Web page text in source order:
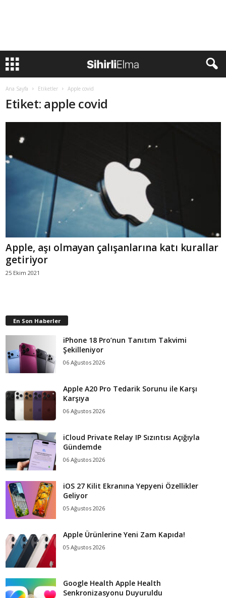
Ana Sayfa Etiketler Apple covid
Etiket: apple covid
Apple, aşı olmayan çalışanlarına katı kurallar
getiriyor
25 Ekim 2021
En Son Haberler
iPhone 18 Pro’nun Tanıtım Takvimi
Şekilleniyor
06 Ağustos 2026
Apple A20 Pro Tedarik Sorunu ile Karşı
Karşıya
06 Ağustos 2026
iCloud Private Relay IP Sızıntısı Açığıyla
Gündemde
06 Ağustos 2026
iOS 27 Kilit Ekranına Yepyeni Özellikler
Geliyor
05 Ağustos 2026
Apple Ürünlerine Yeni Zam Kapıda!
05 Ağustos 2026
Google Health Apple Health
Senkronizasyonu Duyuruldu